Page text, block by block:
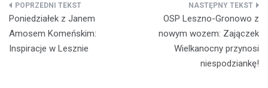
Nawigacja
wpisu
Poniedziałek z Janem
Amosem Komeńskim:
Inspiracje w Lesznie
OSP Leszno-Gronowo z
nowym wozem: Zajączek
Wielkanocny przynosi
niespodziankę!